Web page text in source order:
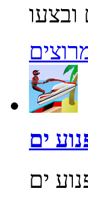
ים